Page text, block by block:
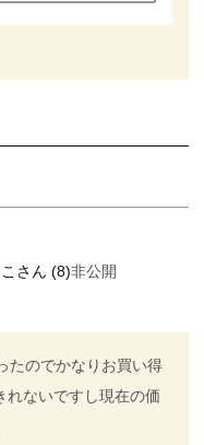
8 非公開
たのでかなりお買い得
れないですし現在の価